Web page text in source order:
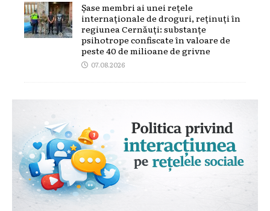
Șase membri ai unei rețele
internaționale de droguri, reținuți în
regiunea Cernăuți: substanțe
psihotrope confiscate în valoare de
peste 40 de milioane de grivne
07.08.2026